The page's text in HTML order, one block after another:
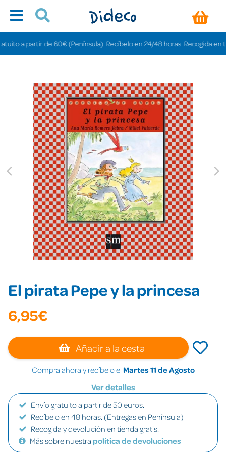
a partir de 60€ (Península). Recíbelo en 24/48 horas. Recogida en
El pirata Pepe y la princesa
6,95€
Añadir a la cesta
Compra ahora y recíbelo el Martes 11 de Agosto
Ver detalles
Envío gratuito a partir de 50 euros.
Recíbelo en 48 horas. (Entregas en Península)
Recogida y devolución en tienda gratis.
Más sobre nuestra política de devoluciones